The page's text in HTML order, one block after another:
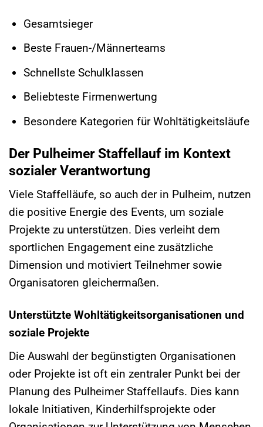
Gesamtsieger
Beste Frauen-/Männerteams
Schnellste Schulklassen
Beliebteste Firmenwertung
Besondere Kategorien für Wohltätigkeitsläufe
Der Pulheimer Staffellauf im Kontext
sozialer Verantwortung
Viele Staffelläufe, so auch der in Pulheim, nutzen
die positive Energie des Events, um soziale
Projekte zu unterstützen. Dies verleiht dem
sportlichen Engagement eine zusätzliche
Dimension und motiviert Teilnehmer sowie
Organisatoren gleichermaßen.
Unterstützte Wohltätigkeitsorganisationen und
soziale Projekte
Die Auswahl der begünstigten Organisationen
oder Projekte ist oft ein zentraler Punkt bei der
Planung des Pulheimer Staffellaufs. Dies kann
lokale Initiativen, Kinderhilfsprojekte oder